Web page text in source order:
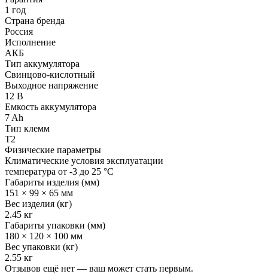
1 год
Страна бренда
Россия
Исполнение
АКБ
Тип аккумулятора
Свинцово-кислотный
Выходное напряжение
12 В
Емкость аккумулятора
7 Ah
Тип клемм
T2
Физические параметры
Климатические условия эксплуатации
температура от -3 до 25 °C
Габариты изделия (мм)
151 × 99 × 65 мм
Вес изделия (кг)
2.45 кг
Габариты упаковки (мм)
180 × 120 × 100 мм
Вес упаковки (кг)
2.55 кг
Отзывов ещё нет — ваш может стать первым.